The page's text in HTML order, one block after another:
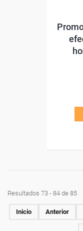
Resultados 73 - 84 de 85
Inicio Anterior